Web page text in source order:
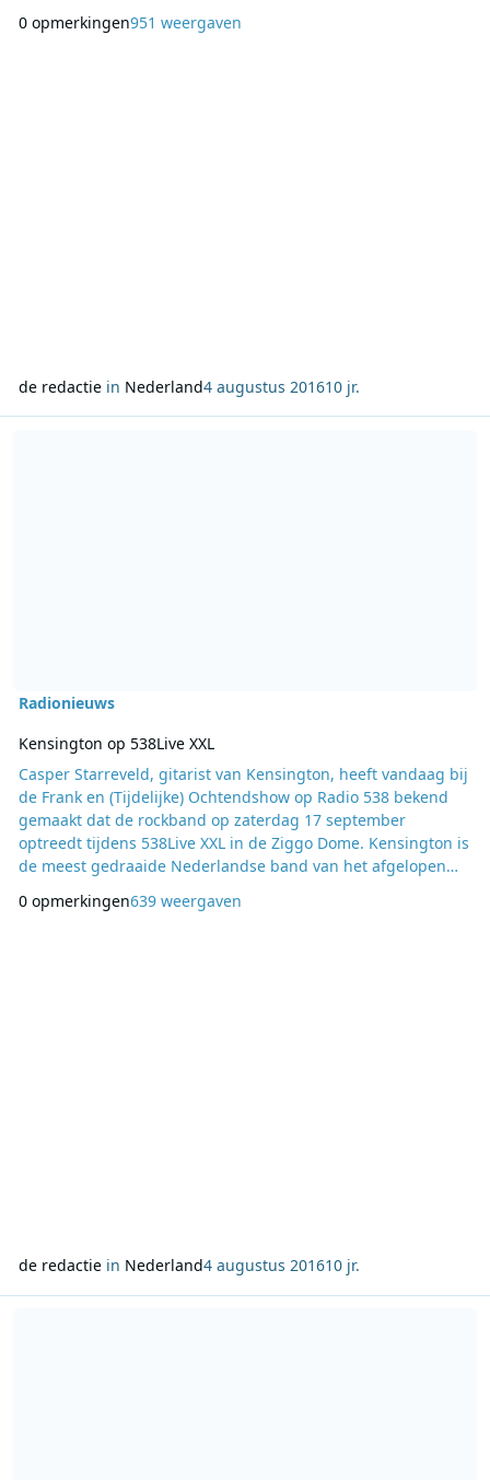
augustus is het de hele dag Roze Vrijdag op NPO Radio 2,
0 opmerkingen951 weergaven
de redactiein Nederland4 augustus 201610 jr.
Radionieuws
Kensington op 538Live XXL
Casper Starreveld, gitarist van Kensington, heeft vandaag bij
de Frank en (Tijdelijke) Ochtendshow op Radio 538 bekend
gemaakt dat de rockband op zaterdag 17 september
optreedt tijdens 538Live XXL in de Ziggo Dome. Kensington is
de meest gedraaide Nederlandse band van het afgelopen
singles van de band alarmschijf. Starreveld: “Onze eigen
0 opmerkingen639 weergaven
de redactiein Nederland4 augustus 201610 jr.